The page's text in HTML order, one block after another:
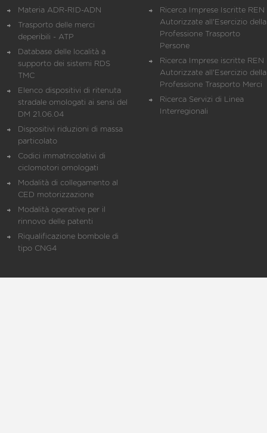
Materia ADR-RID-ADN
Trasporto delle merci
deperibili - ATP
Database delle località a
supporto dei sistemi RDS
TMC
Elenco dispositivi di ritenuta
stradale omologati ai sensi del
DM 21.06.04
Dispositivi riduzioni di massa
particolato
Codici immatricolativi di
ciclomotori omologati
Modalità di collegamento al
CED motorizzazione
Modalità operative per il
rinnovo delle patenti
Riqualificazione bombole di
tipo CNG4
Ricerca Imprese Iscritte REN
Autorizzate all'Esercizio della
Professione Trasporto
Persone
Ricerca Imprese iscritte REN
Autorizzate all'Esercizio della
Professione Trasporto Merci
Ricerca Servizi di Linea
Interregionali